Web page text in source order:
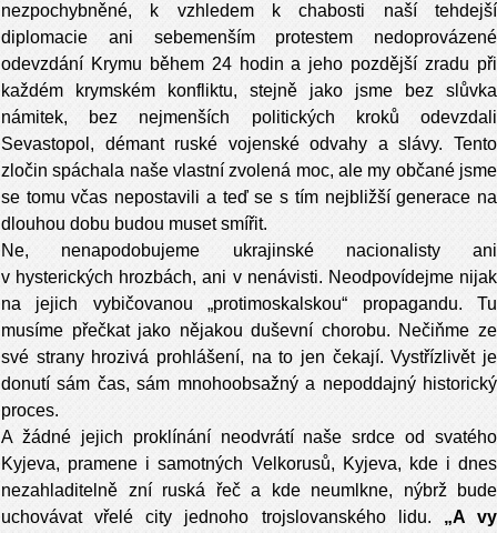
nezpochybněné, k vzhledem k chabosti naší tehdejší
diplomacie ani sebemenším protestem nedoprovázené
odevzdání Krymu během 24 hodin a jeho pozdější zradu při
každém krymském konfliktu, stejně jako jsme bez slůvka
námitek, bez nejmenších politických kroků odevzdali
Sevastopol, démant ruské vojenské odvahy a slávy. Tento
zločin spáchala naše vlastní zvolená moc, ale my občané jsme
se tomu včas nepostavili a teď se s tím nejbližší generace na
dlouhou dobu budou muset smířit.
Ne, nenapodobujeme ukrajinské nacionalisty ani
v hysterických hrozbách, ani v nenávisti. Neodpovídejme nijak
na jejich vybičovanou „protimoskalskou“ propagandu. Tu
musíme přečkat jako nějakou duševní chorobu. Nečiňme ze
své strany hrozivá prohlášení, na to jen čekají. Vystřízlivět je
donutí sám čas, sám mnohoobsažný a nepoddajný historický
proces.
A žádné jejich proklínání neodvrátí naše srdce od svatého
Kyjeva, pramene i samotných Velkorusů, Kyjeva, kde i dnes
nezahladitelně zní ruská řeč a kde neumlkne, nýbrž bude
uchovávat vřelé city jednoho trojslovanského lidu. „A vy